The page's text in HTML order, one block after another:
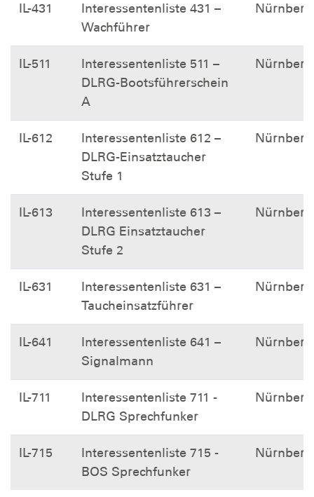
IL-431
Interessentenliste 431 –
Wachführer
Nürnberg
IL-511
Interessentenliste 511 –
DLRG-Bootsführerschein
A
Nürnberg
IL-612
Interessentenliste 612 –
DLRG-Einsatztaucher
Stufe 1
Nürnberg
IL-613
Interessentenliste 613 –
DLRG Einsatztaucher
Stufe 2
Nürnberg
IL-631
Interessentenliste 631 –
Taucheinsatzführer
Nürnberg
IL-641
Interessentenliste 641 –
Signalmann
Nürnberg
IL-711
Interessentenliste 711 -
DLRG Sprechfunker
Nürnberg
IL-715
Interessentenliste 715 -
BOS Sprechfunker
Nürnberg